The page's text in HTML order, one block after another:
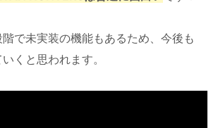
で未実装の機能もあるため、今後も
くと思われます。